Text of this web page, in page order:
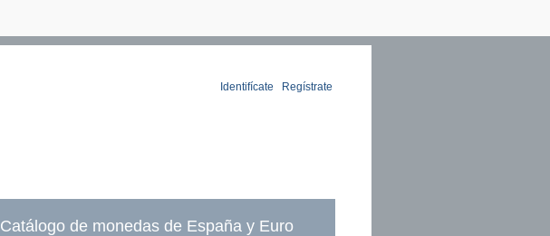
Identifícate Regístrate
Catálogo de monedas de España y Euro